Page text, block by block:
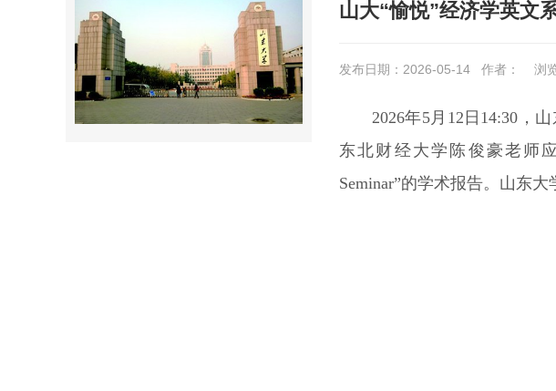
山大“愉悦”经济学英文
发布日期：2026-05-14 作者： 浏
2026年5月12日14:30，
东北财经大学陈俊豪老师应
Seminar”的学术报告。山东大